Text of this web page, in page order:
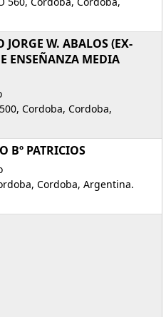
W. ABALOS (EX-
ENSEÑANZA MEDIA
Cordoba, Cordoba,
Bº PATRICIOS
Cordoba, Argentina.